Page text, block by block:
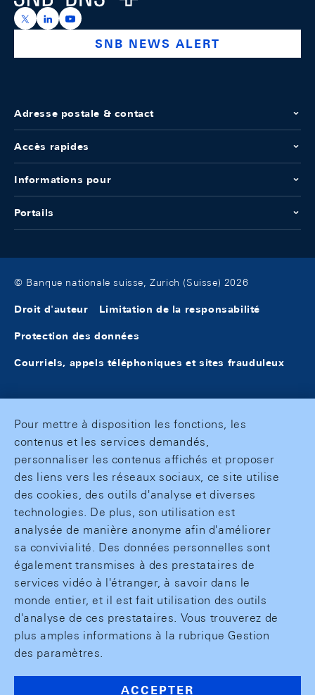
https://x.com/snb_bns
https://ch.linkedin.com/company/swiss-national-
https://www.youtube.com/@swissnationalbank
SNB NEWS ALERT
Adresse postale & contact
Accès rapides
Informations pour
Portails
© Banque nationale suisse, Zurich (Suisse) 2026
Droit d'auteur Limitation de la responsabilité
Protection des données
Courriels, appels téléphoniques et sites frauduleux
Pour mettre à disposition les fonctions, les
contenus et les services demandés,
personnaliser les contenus affichés et proposer
des liens vers les réseaux sociaux, ce site utilise
des cookies, des outils d'analyse et diverses
technologies. De plus, son utilisation est
analysée de manière anonyme afin d'améliorer
sa convivialité. Des données personnelles sont
également transmises à des prestataires de
services vidéo à l'étranger, à savoir dans le
monde entier, et il est fait utilisation des outils
d'analyse de ces prestataires. Vous trouverez de
plus amples informations à la rubrique Gestion
des paramètres.
ACCEPTER